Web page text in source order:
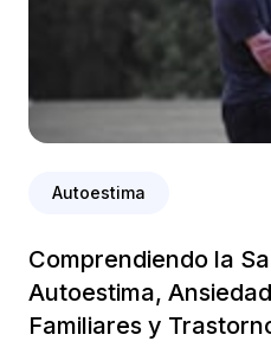
Autoestima
Comprendiendo la
Autoestima,
Familiares y